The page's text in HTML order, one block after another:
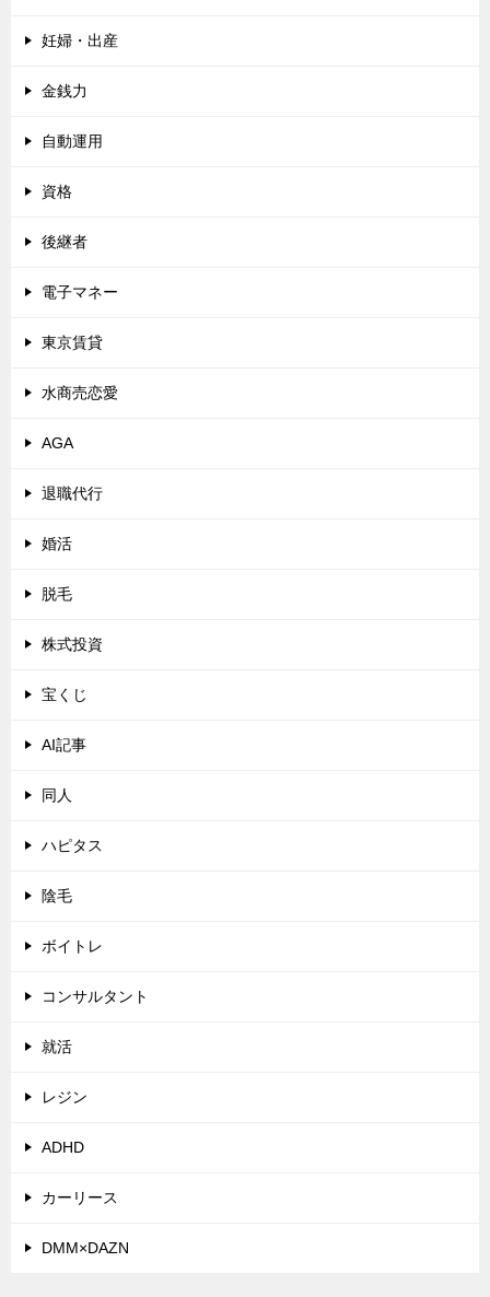
妊婦・出産
金銭力
自動運用
資格
後継者
電子マネー
東京賃貸
水商売恋愛
AGA
退職代行
婚活
脱毛
株式投資
宝くじ
AI記事
同人
ハピタス
陰毛
ボイトレ
コンサルタント
就活
レジン
ADHD
カーリース
DMM×DAZN